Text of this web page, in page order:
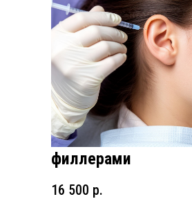
Контурная
ушей
филлерами
16 500 р.